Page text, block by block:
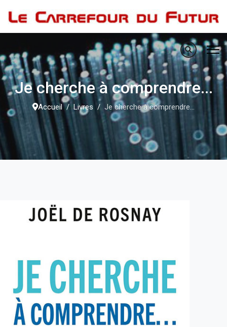
Je cherche à comprendre...
Accueil Livres Je cherche à comprendre...